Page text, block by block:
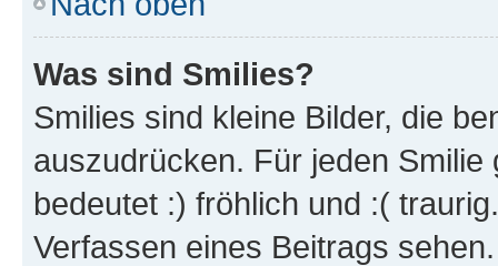
Was sind Smilies?
Smilies sind kleine Bilder, die
auszudrücken. Für jeden
bedeutet :) fröhlich und :(
Verfassen eines Beitrags